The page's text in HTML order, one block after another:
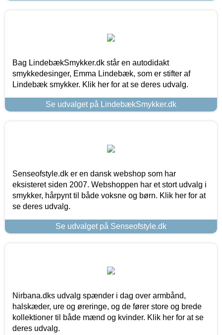
Bag LindebækSmykker.dk står en autodidakt
smykkedesinger, Emma Lindebæk, som er stifter af
Lindebæk smykker. Klik her for at se deres udvalg.
Se udvalget på LindebækSmykker.dk
Senseofstyle.dk er en dansk webshop som har
eksisteret siden 2007. Webshoppen har et stort udvalg i
smykker, hårpynt til både voksne og børn. Klik her for at
se deres udvalg.
Se udvalget på Senseofstyle.dk
Nirbana.dks udvalg spænder i dag over armbånd,
halskæder, ure og øreringe, og de fører store og brede
kollektioner til både mænd og kvinder. Klik her for at se
deres udvalg.